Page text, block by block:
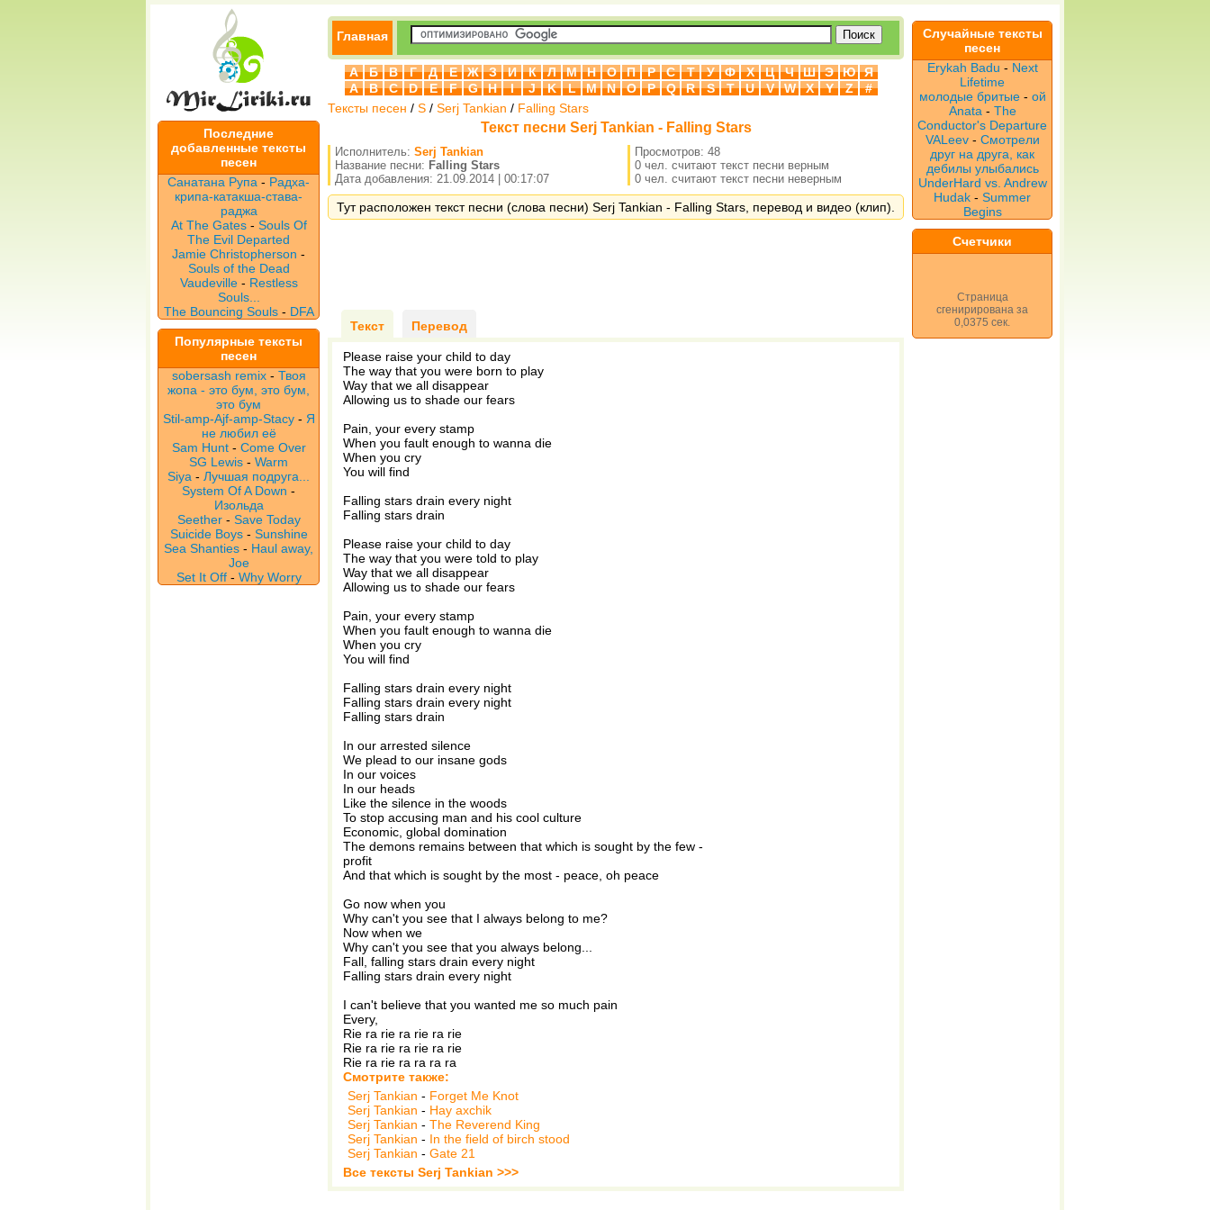
Последние
добавленные тексты
песен
Санатана Рупа - Радха-
крипа-катакша-става-
раджа
At The Gates- Souls Of
The Evil Departed
Jamie Christopherson -
Souls of the Dead
Vaudeville - Restless
Souls...
The Bouncing Souls- DFA
Популярные тексты
песен
sobersash remix- Твоя
жопа - это бум, это бум,
это бум
Stil-amp-Ajf-amp-Stacy- Я
не любил её
Sam Hunt- Come Over
SG Lewis - Warm
Siya - Лучшая подруга...
System Of A Down -
Изольда
Seether- Save Today
Suicide Boys- Sunshine
Sea Shanties - Haul away,
Joe
Set It Off- Why Worry
Главная
А Б В Г Д Е Ж З И К Л М Н О П Р С Т У Ф Х Ц Ч Ш Э Ю
Я
A
B C D E F G H I J K L M N O P Q R S T U V W X Y Z
#
Тексты песен / S / Serj Tankian / Falling Stars
Текст песни Serj Tankian - Falling Stars
Исполнитель: Serj Tankian
Название песни: Falling Stars
Дата добавления: 21.09.2014 | 00:17:07
Просмотров: 48
0 чел. считают текст песни верным
0 чел. считают текст песни неверным
Тут расположен текст песни (слова песни) Serj Tankian - Falling Stars, перевод и видео (клип).
Текст Перевод
Please raise your child to day
The way that you were born to play
Way that we all disappear
Allowing us to shade our fears
Pain, your every stamp
When you fault enough to wanna die
When you cry
You will find
Falling stars drain every night
Falling stars drain
Please raise your child to day
The way that you were told to play
Way that we all disappear
Allowing us to shade our fears
Pain, your every stamp
When you fault enough to wanna die
When you cry
You will find
Falling stars drain every night
Falling stars drain every night
Falling stars drain
In our arrested silence
We plead to our insane gods
In our voices
In our heads
Like the silence in the woods
To stop accusing man and his cool culture
Economic, global domination
The demons remains between that which is sought by the few -
profit
And that which is sought by the most - peace, oh peace
Go now when you
Why can't you see that I always belong to me?
Now when we
Why can't you see that you always belong...
Fall, falling stars drain every night
Falling stars drain every night
I can't believe that you wanted me so much pain
Every,
Rie ra rie ra rie ra rie
Rie ra rie ra rie ra rie
Rie ra rie ra ra ra ra
Смотрите также:
Serj Tankian - Forget Me Knot
Serj Tankian - Hay axchik
Serj Tankian - The Reverend King
Serj Tankian - In the field of birch stood
Serj Tankian - Gate 21
Все тексты Serj Tankian >>>
Случайные тексты
песен
Erykah Badu - Next
Lifetime
молодые бритые- ой
Anata - The
Conductor's Departure
VALeev- Смотрели
друг на друга, как
дебилы улыбались
UnderHard vs. Andrew
Hudak - Summer
Begins
Счетчики
Страница
сгенирирована за
0,0375 сек.